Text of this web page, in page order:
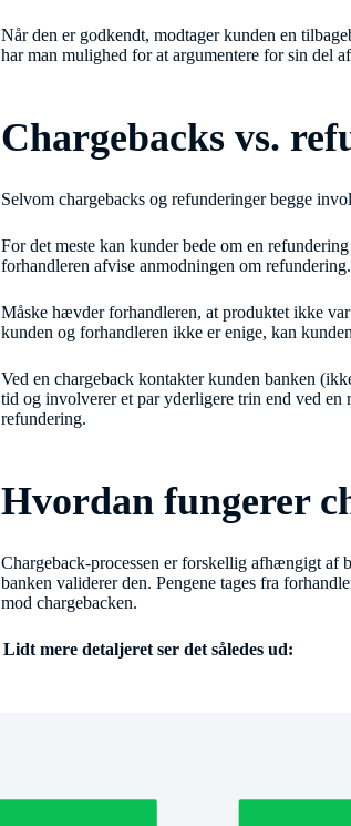
Når den er godkendt, modtager kunden en
har man mulighed for at argumentere for sin del
Chargebacks vs.
Selvom chargebacks og refunderinger begge
For det meste kan kunder bede om en
forhandleren afvise anmodningen om refundering.
Måske hævder forhandleren, at produktet ikke
kunden og forhandleren ikke er enige, kan
Ved en chargeback kontakter kunden banken
tid og involverer et par yderligere trin end ved
refundering.
Hvordan fungerer
Chargeback-processen er forskellig afhængigt af
banken validerer den. Pengene tages fra
mod chargebacken.
Lidt mere detaljeret ser det således ud: